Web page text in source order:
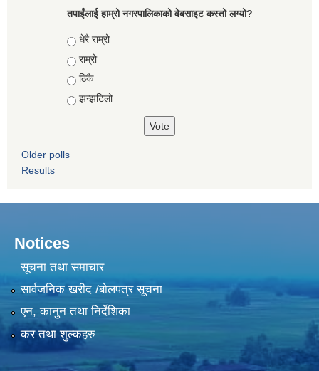
तपाईंलाई हाम्रो नगरपालिकाको वेबसाइट कस्तो लग्यो?
Choices
धेरै राम्रो
राम्रो
ठिकै
झन्झटिलो
Older polls
Results
Notices
सूचना तथा समाचार
सार्वजनिक खरीद /बोलपत्र सूचना
एन, कानुन तथा निर्देशिका
कर तथा शुल्कहरु